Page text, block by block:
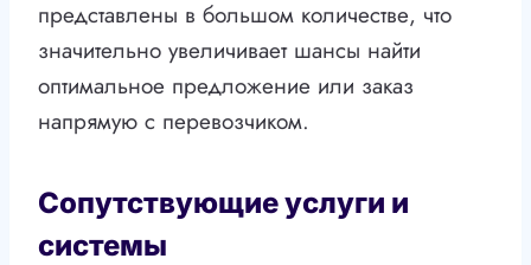
представлены в большом количестве, что
значительно увеличивает шансы найти
оптимальное предложение или заказ
напрямую с перевозчиком.
Сопутствующие услуги и
системы